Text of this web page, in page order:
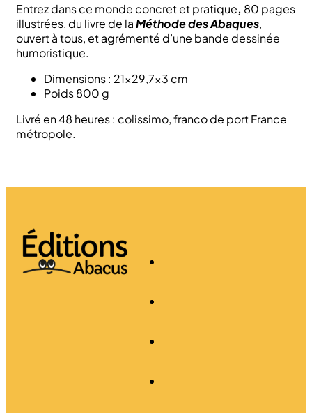
Entrez dans ce monde concret et pratique, 80 pages
illustrées, du livre de laMéthode des Abaques,
ouvert à tous, et agrémenté d’une bande dessinée
humoristique.
Dimensions : 21×29,7×3 cm
Poids 800 g
Livré en 48 heures : colissimo, franco de port France
métropole.